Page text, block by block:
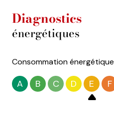
Diagnostics
énergétiques
Consommation énergétique
A B C D E F